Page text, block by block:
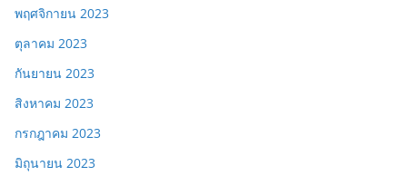
พฤศจิกายน 2023
ตุลาคม 2023
กันยายน 2023
สิงหาคม 2023
กรกฎาคม 2023
มิถุนายน 2023